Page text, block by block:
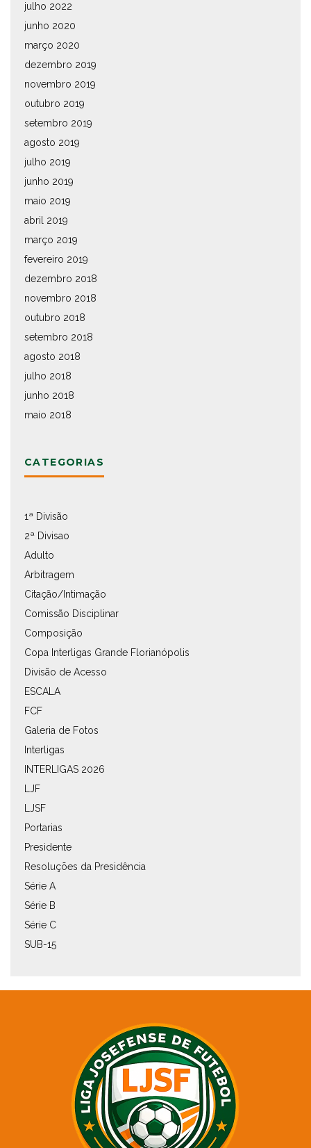
julho 2022
junho 2020
março 2020
dezembro 2019
novembro 2019
outubro 2019
setembro 2019
agosto 2019
julho 2019
junho 2019
maio 2019
abril 2019
março 2019
fevereiro 2019
dezembro 2018
novembro 2018
outubro 2018
setembro 2018
agosto 2018
julho 2018
junho 2018
maio 2018
CATEGORIAS
1ª Divisão
2ª Divisao
Adulto
Arbitragem
Citação/Intimação
Comissão Disciplinar
Composição
Copa Interligas Grande Florianópolis
Divisão de Acesso
ESCALA
FCF
Galeria de Fotos
Interligas
INTERLIGAS 2026
LJF
LJSF
Portarias
Presidente
Resoluções da Presidência
Série A
Série B
Série C
SUB-15